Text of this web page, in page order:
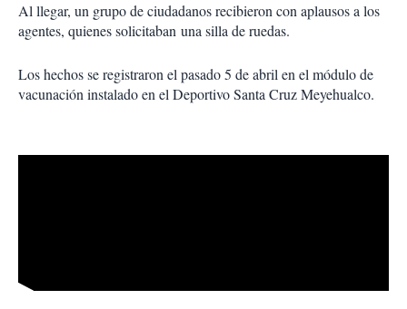
Al llegar, un grupo de ciudadanos recibieron con aplausos a los
agentes, quienes solicitaban una silla de ruedas.
Los hechos se registraron el pasado 5 de abril en el módulo de
vacunación instalado en el Deportivo Santa Cruz Meyehualco.